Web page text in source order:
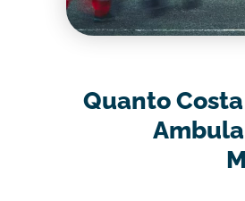
Quanto